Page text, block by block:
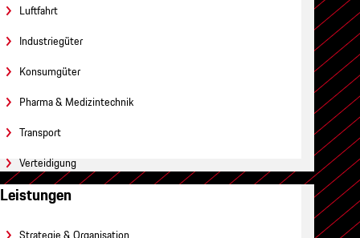
Luftfahrt
Industriegüter
Konsumgüter
Pharma & Medizintechnik
Transport
Verteidigung
Leistungen